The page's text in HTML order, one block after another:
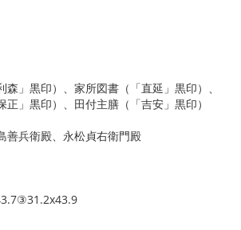
」黒印）、家所図書（「直延」黒印）、
」黒印）、田付主膳（「吉安」黒印）
善兵衛殿、永松貞右衛門殿